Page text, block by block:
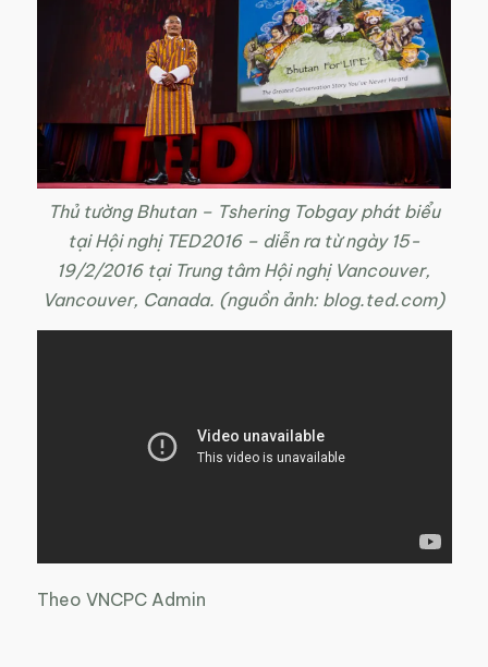
Thủ tường Bhutan – Tshering Tobgay phát biểu
tại Hội nghị TED2016 – diễn ra từ ngày 15-
19/2/2016 tại Trung tâm Hội nghị Vancouver,
Vancouver, Canada. (nguồn ảnh: blog.ted.com)
Theo VNCPC Admin